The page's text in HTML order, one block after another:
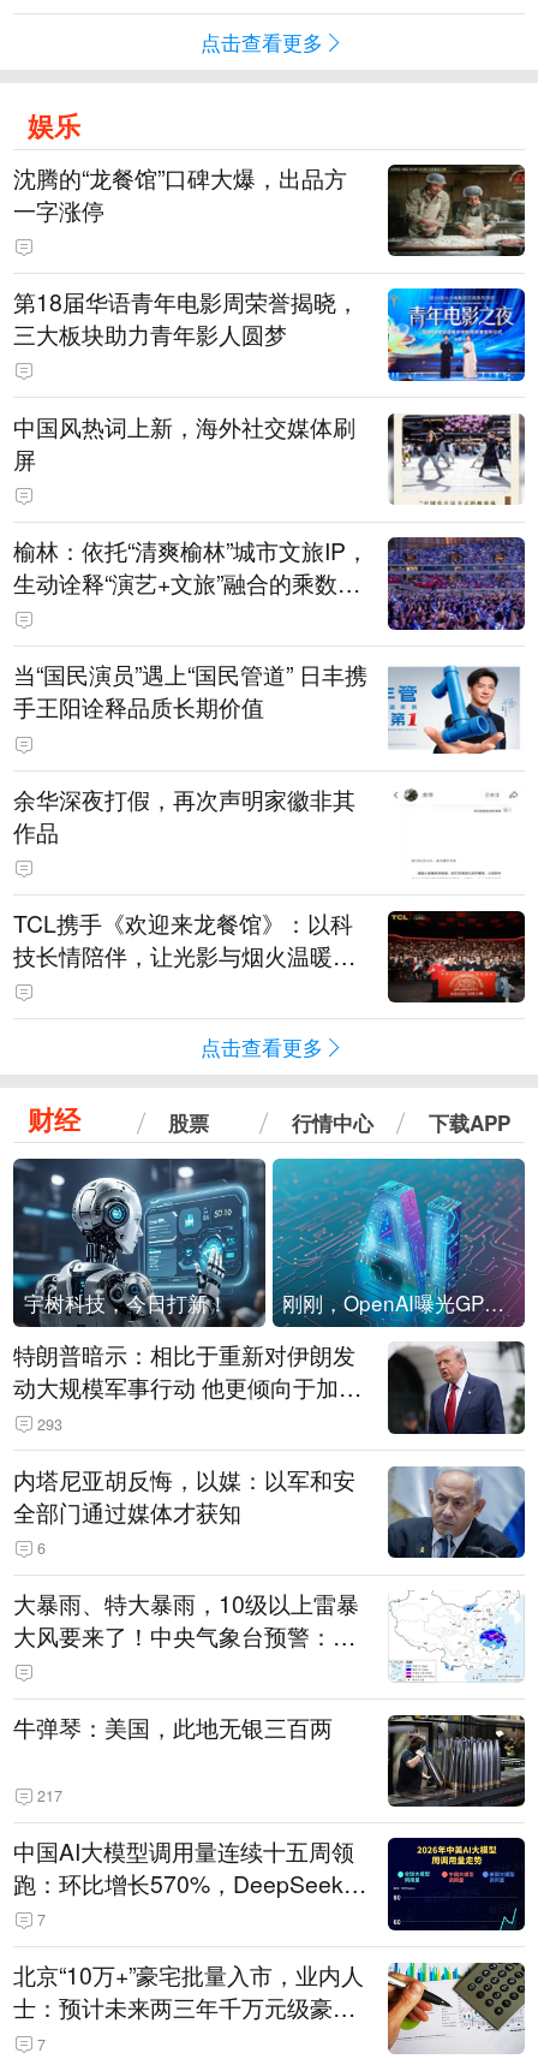
点击查看更多
娱乐
沈腾的“龙餐馆”口碑大爆，出品方
一字涨停
第18届华语青年电影周荣誉揭晓，
三大板块助力青年影人圆梦
中国风热词上新，海外社交媒体刷
屏
榆林：依托“清爽榆林”城市文旅IP，
生动诠释“演艺+文旅”融合的乘数效
应
当“国民演员”遇上“国民管道” 日丰携
手王阳诠释品质长期价值
余华深夜打假，再次声明家徽非其
作品
TCL携手《欢迎来龙餐馆》：以科
技长情陪伴，让光影与烟火温暖生
活
点击查看更多
财经 股票 行情中心 下载APP
宇树科技，今日打新！ 刚刚，OpenAI曝光GPT-6！传10万亿参数，8月强行发布
特朗普暗示：相比于重新对伊朗发
动大规模军事行动 他更倾向于加大
经济施压
293
内塔尼亚胡反悔，以媒：以军和安
全部门通过媒体才获知
6
大暴雨、特大暴雨，10级以上雷暴
大风要来了！中央气象台预警：今
天到明天，浙江、安徽有特大暴雨
牛弹琴：美国，此地无银三百两
217
中国AI大模型调用量连续十五周领
跑：环比增长570%，DeepSeek-V
4-Flash正式版登顶！MiniMax M
3、阶跃星辰Step 3.7 Flash跌出榜
单
7
北京“10万+”豪宅批量入市，业内人
士：预计未来两三年千万元级豪宅
潜在供应达万套！谁在买单？
7